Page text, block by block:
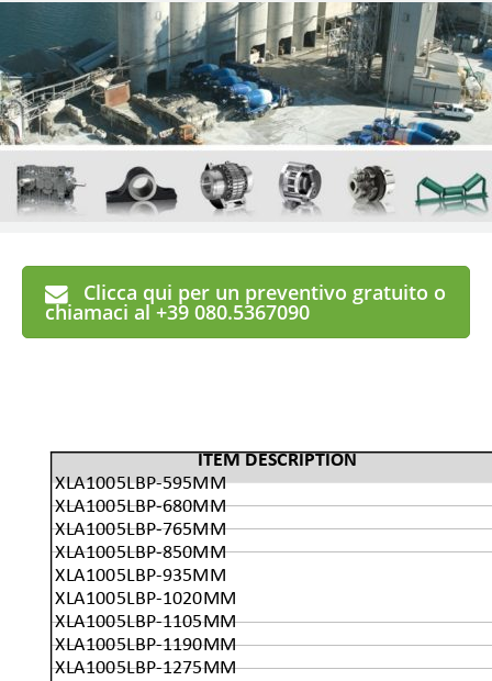
Clicca qui per un preventivo gratuito o
chiamaci al +39 080.5367090
ITEM DESCRIPTION
XLA1005LBP-595MM
XLA1005LBP-680MM
XLA1005LBP-765MM
XLA1005LBP-850MM
XLA1005LBP-935MM
XLA1005LBP-1020MM
XLA1005LBP-1105MM
XLA1005LBP-1190MM
XLA1005LBP-1275MM